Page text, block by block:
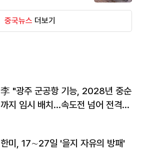
중국뉴스 더보기
李 "광주 군공항 기능, 2028년 중순
까지 임시 배치…속도전 넘어 전격
한미, 17∼27일 '을지 자유의 방패'